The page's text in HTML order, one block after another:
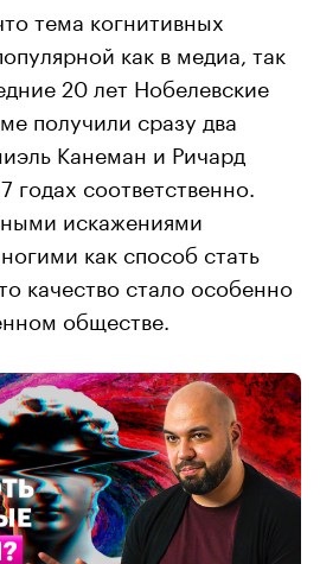
тема когнитивных
как в медиа, так
20 лет Нобелевские
получили сразу два
Канеман и Ричард
годах соответственно.
искажениями
как способ стать
качество стало особенно
обществе.